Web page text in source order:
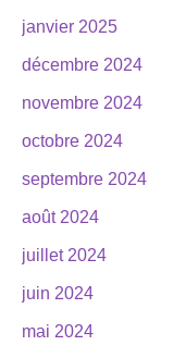
janvier 2025
décembre 2024
novembre 2024
octobre 2024
septembre 2024
août 2024
juillet 2024
juin 2024
mai 2024